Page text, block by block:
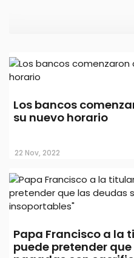
Papa Francisco a la
se puede
sean pagadas con
insoportables"
Los bancos
su nuevo horario
22 Nov, 2022
Papa Francisco a la
puede pretender